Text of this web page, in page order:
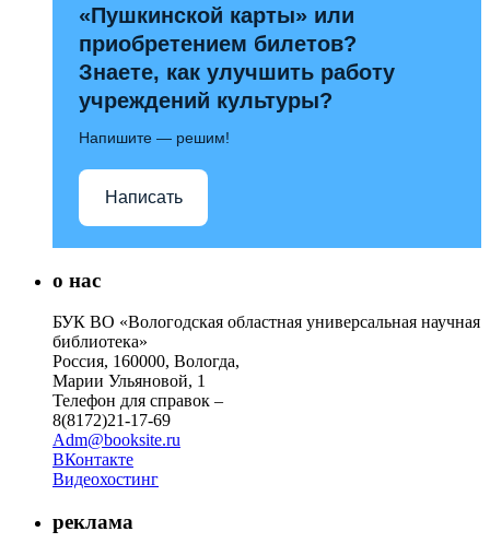
«Пушкинской карты» или
приобретением билетов?
Знаете, как улучшить работу
учреждений культуры?
Напишите — решим!
Написать
о нас
БУК ВО «Вологодская областная универсальная научная
библиотека»
Россия, 160000, Вологда,
Марии Ульяновой, 1
Телефон для справок –
8(8172)21-17-69
Adm@booksite.ru
ВКонтакте
Видеохостинг
реклама